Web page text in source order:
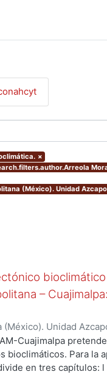
×
(México). Unidad
bioclimático
–
Unidad
)Arreola Mora, Aquiles
Cuajimalpa
bioclimáticos. Para la
en tres capítulos: